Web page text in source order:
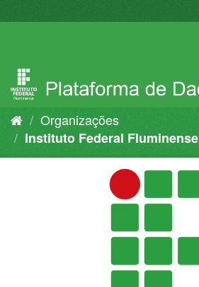
para
Organizações
Instituto Federal Fluminense